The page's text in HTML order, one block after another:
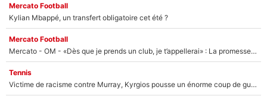
Mercato Football
Kylian Mbappé, un transfert obligatoire cet été ?
Mercato Football
Mercato - OM - «Dès que je prends un club, je t’appellerai» : La promesse de Marcelino au moment de claquer la porte
Tennis
Victime de racisme contre Murray, Kyrgios pousse un énorme coup de gueule !